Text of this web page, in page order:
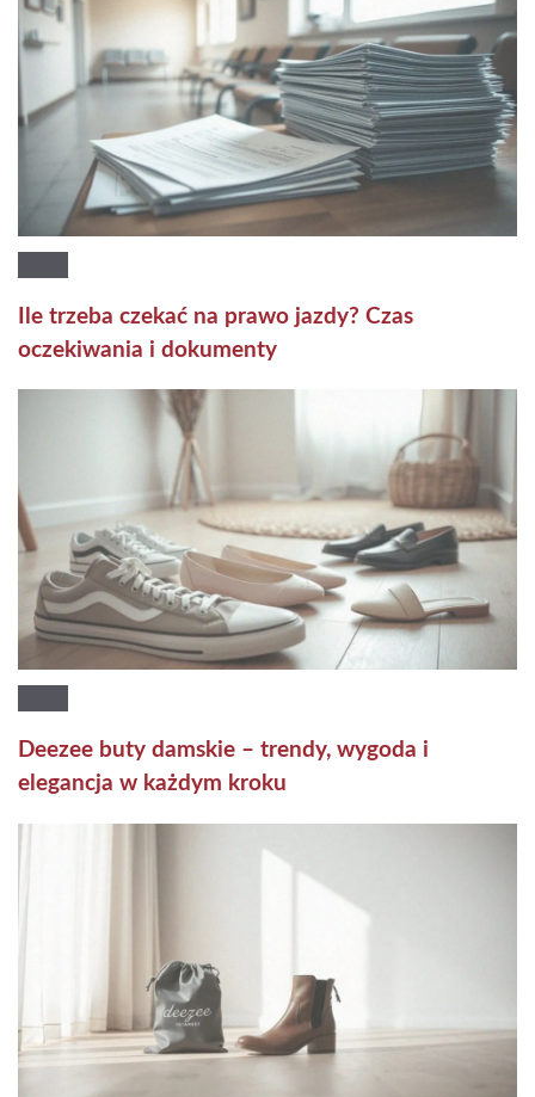
Ile trzeba czekać na prawo jazdy? Czas
oczekiwania i dokumenty
Deezee buty damskie – trendy, wygoda i
elegancja w każdym kroku